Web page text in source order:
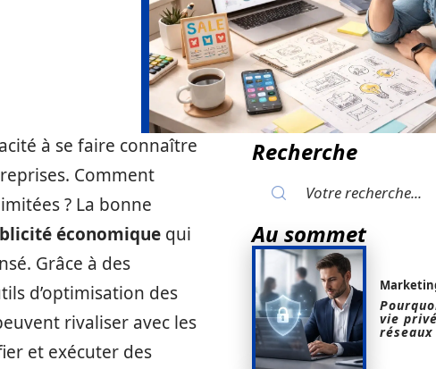
à se faire connaître
Comment
? La bonne
économique qui
Grâce à des
d’optimisation des
rivaliser avec les
et exécuter des
Recherche
Au sommet
vie